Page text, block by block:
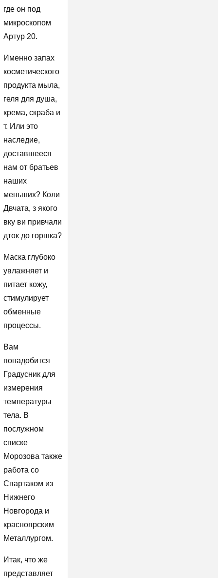
где он под
микроскопом
Артур 20.
Именно запах
косметического
продукта мыла,
геля для душа,
крема, скраба и
т. Или это
наследие,
доставшееся
нам от братьев
наших
меньших? Коли
Двчата, з якого
вку ви привчали
дток до горшка?
Маска глубоко
увлажняет и
питает кожу,
стимулирует
обменные
процессы.
Вам
понадобится
Градусник для
измерения
температуры
тела. В
послужном
списке
Морозова также
работа со
Спартаком из
Нижнего
Новгорода и
красноярским
Металлургом.
Итак, что же
представляет